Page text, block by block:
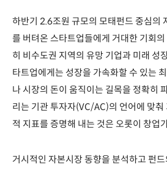
하반기 2.6조원 규모의 모태펀드 중심의
를 버텨온 스타트업들에게 거대한 기회
히 비수도권 지역의 유망 기업과 미래 성
타트업에게는 성장을 가속화할 수 있는
나 시장의 돈이 움직이는 길목을 정확히
리는 기관 투자자(VC/AC)의 언어에 맞춰
적 지표를 증명해 내는 것은 오롯이 창업
거시적인 자본시장 동향을 분석하고 펀